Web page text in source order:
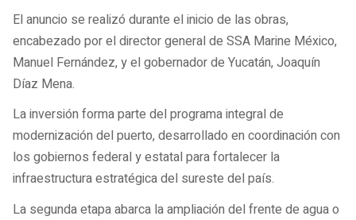
El anuncio se realizó durante el inicio de las obras,
encabezado por el director general de SSA Marine México,
Manuel Fernández, y el gobernador de Yucatán, Joaquín
Díaz Mena.
La inversión forma parte del programa integral de
modernización del puerto, desarrollado en coordinación con
los gobiernos federal y estatal para fortalecer la
infraestructura estratégica del sureste del país.
La segunda etapa abarca la ampliación del frente de agua o